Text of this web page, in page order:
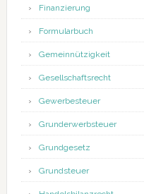
Finanzierung
Formularbuch
Gemeinnützigkeit
Gesellschaftsrecht
Gewerbesteuer
Grunderwerbsteuer
Grundgesetz
Grundsteuer